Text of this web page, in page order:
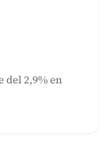
del 2,9% en